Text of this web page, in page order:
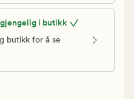
i butikk
butikk for å se